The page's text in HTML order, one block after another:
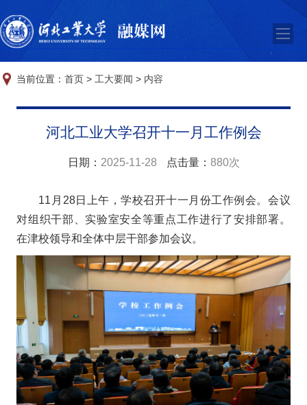
当前位置：首页 > 工大要闻 > 内容
河北工业大学召开十一月工作例会
日期： 2025-11-28 点击量： 880次
11月28日上午，学校召开十一月份工作例会。会议
对组织干部、实验室安全等重点工作进行了安排部署。
在津校领导和全体中层干部参加会议。